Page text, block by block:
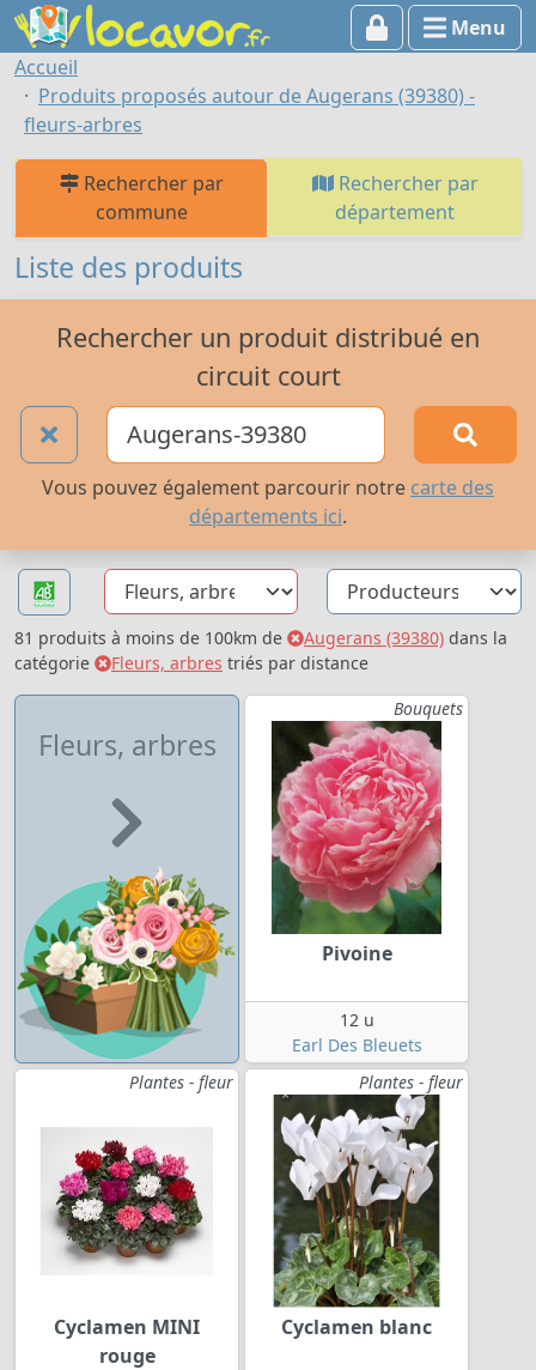
Menu
Accueil
Produits proposés autour de Augerans (39380) -
fleurs-arbres
Rechercher par
commune
Rechercher par
département
Liste des produits
Rechercher un produit distribué en
circuit court
Vous pouvez également parcourir notre carte des
départements ici.
81 produits à moins de 100km de Augerans (39380) dans la
catégorie
Fleurs, arbres triés par distance
Fleurs, arbres
Bouquets
Pivoine
12 u
Earl Des Bleuets
Plantes - fleur
Cyclamen MINI
rouge
Plantes - fleur
Cyclamen blanc